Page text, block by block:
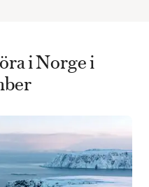
i Norge i